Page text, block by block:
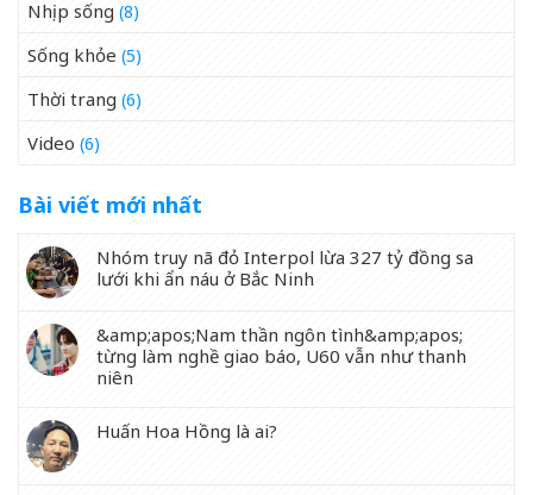
Nhịp sống (8)
Sống khỏe (5)
Thời trang (6)
Video (6)
Bài viết mới nhất
Nhóm truy nã đỏ Interpol lừa 327 tỷ đồng sa
lưới khi ẩn náu ở Bắc Ninh
&amp;apos;Nam thần ngôn tình&amp;apos;
từng làm nghề giao báo, U60 vẫn như thanh
niên
Huấn Hoa Hồng là ai?